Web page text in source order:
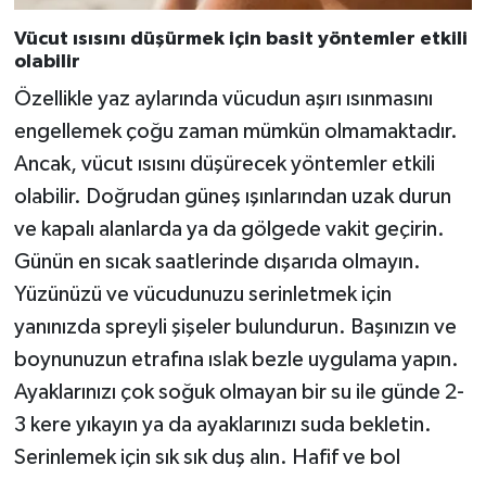
Vücut ısısını düşürmek için basit yöntemler etkili
olabilir
Özellikle yaz aylarında vücudun aşırı ısınmasını
engellemek çoğu zaman mümkün olmamaktadır.
Ancak, vücut ısısını düşürecek yöntemler etkili
olabilir. Doğrudan güneş ışınlarından uzak durun
ve kapalı alanlarda ya da gölgede vakit geçirin.
Günün en sıcak saatlerinde dışarıda olmayın.
Yüzünüzü ve vücudunuzu serinletmek için
yanınızda spreyli şişeler bulundurun. Başınızın ve
boynunuzun etrafına ıslak bezle uygulama yapın.
Ayaklarınızı çok soğuk olmayan bir su ile günde 2-
3 kere yıkayın ya da ayaklarınızı suda bekletin.
Serinlemek için sık sık duş alın. Hafif ve bol